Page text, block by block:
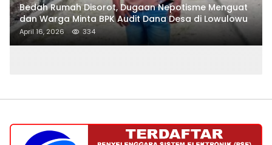
Bedah Rumah Disorot, Dugaan Nepotisme Menguat
dan Warga Minta BPK Audit Dana Desa di Lowulowu
April 16, 2026 334